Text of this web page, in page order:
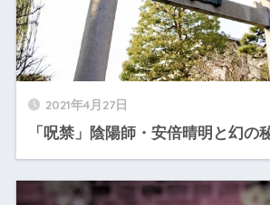
2021年4月27日
「呪禁」陰陽師・安倍晴明と幻の